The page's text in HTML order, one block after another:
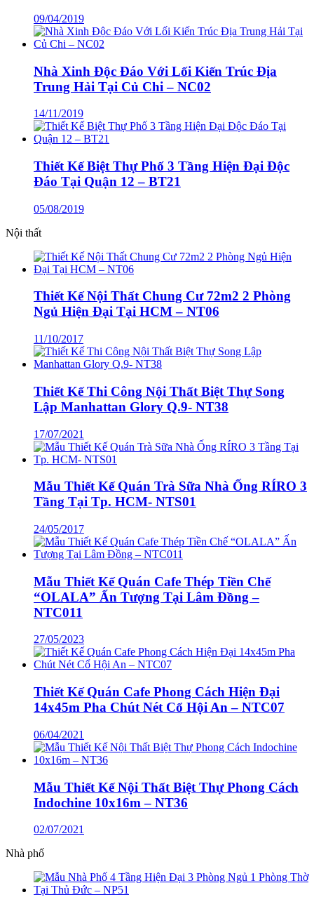
09/04/2019
Nhà Xinh Độc Đáo Với Lối Kiến Trúc Địa
Trung Hải Tại Củ Chi – NC02
14/11/2019
Thiết Kế Biệt Thự Phố 3 Tầng Hiện Đại Độc
Đáo Tại Quận 12 – BT21
05/08/2019
Nội thất
Thiết Kế Nội Thất Chung Cư 72m2 2 Phòng
Ngủ Hiện Đại Tại HCM – NT06
11/10/2017
Thiết Kế Thi Công Nội Thất Biệt Thự Song
Lập Manhattan Glory Q.9- NT38
17/07/2021
Mẫu Thiết Kế Quán Trà Sữa Nhà Ống RÍRO 3
Tầng Tại Tp. HCM- NTS01
24/05/2017
Mẫu Thiết Kế Quán Cafe Thép Tiền Chế
“OLALA” Ấn Tượng Tại Lâm Đồng –
NTC011
27/05/2023
Thiết Kế Quán Cafe Phong Cách Hiện Đại
14x45m Pha Chút Nét Cổ Hội An – NTC07
06/04/2021
Mẫu Thiết Kế Nội Thất Biệt Thự Phong Cách
Indochine 10x16m – NT36
02/07/2021
Nhà phố